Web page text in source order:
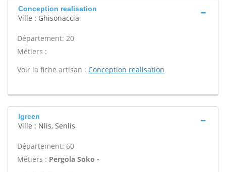
Conception realisation
Ville : Ghisonaccia
Département: 20
Métiers :
Voir la fiche artisan : Conception realisation
Igreen
Ville : Nlis, Senlis
Département: 60
Métiers : Pergola Soko -